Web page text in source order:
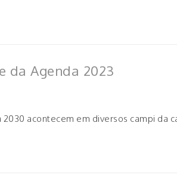
da Agenda 2023
2030 acontecem em diversos campi da